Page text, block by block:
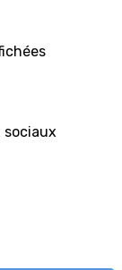
sociaux